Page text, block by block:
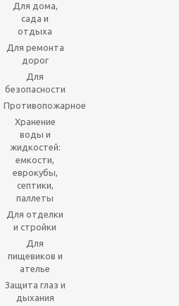
Для дома,
сада и
отдыха
Для ремонта
дорог
Для
безопасности
Противопожарное
Хранение
воды и
жидкостей:
емкости,
еврокубы,
септики,
паллеты
Для отделки
и стройки
Для
пищевиков и
ателье
Защита глаз и
дыхания